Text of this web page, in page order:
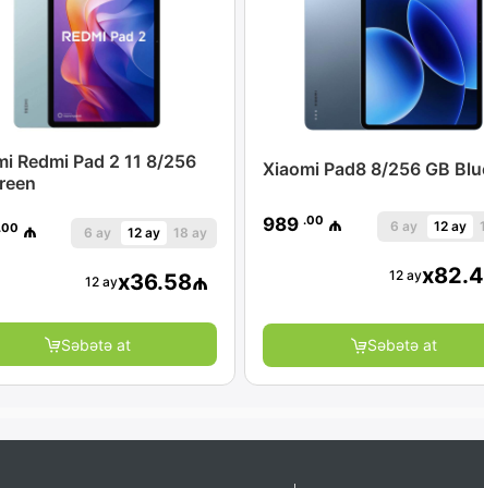
Redmi Pad 2 11 8/256
.00 ₼ 6 ay 12 ay 18 ay
12 ayx36.58₼
Səbətə at
Xiaomi Pad8 8/256 GB
989 .00 ₼ 6 ay 12 ay
12 ayx
Səbətə at